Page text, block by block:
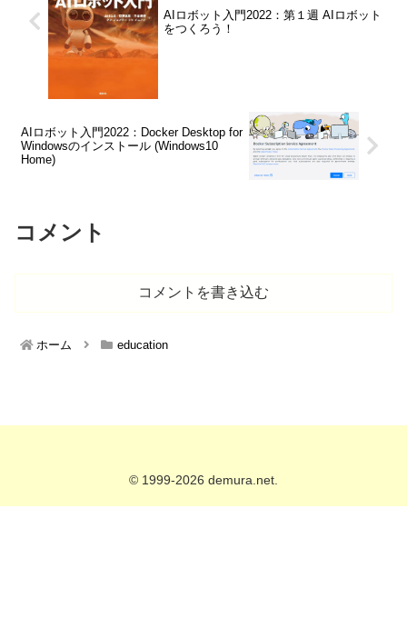
AIロボット入門2022：第１週 AIロボット
をつくろう！
AIロボット入門2022：Docker Desktop for
Windowsのインストール (Windows10
Home)
コメント
コメントを書き込む
ホーム education
© 1999-2026 demura.net.